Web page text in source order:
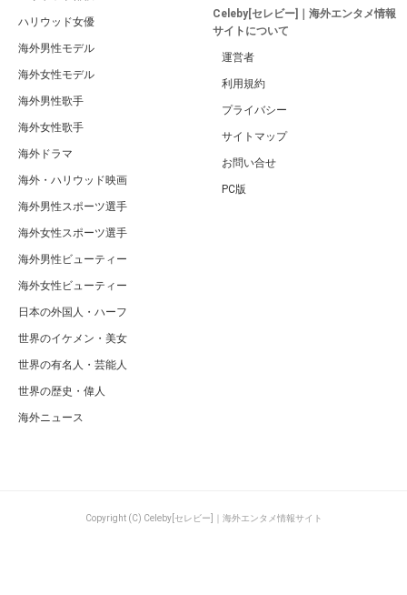
ハリウッド女優
海外男性モデル
海外女性モデル
海外男性歌手
海外女性歌手
海外ドラマ
海外・ハリウッド映画
海外男性スポーツ選手
海外女性スポーツ選手
海外男性ビューティー
海外女性ビューティー
日本の外国人・ハーフ
世界のイケメン・美女
世界の有名人・芸能人
世界の歴史・偉人
海外ニュース
Celeby[セレビー]｜海外エンタメ情報
サイトについて
運営者
利用規約
プライバシー
サイトマップ
お問い合せ
PC版
Copyright (C) Celeby[セレビー]｜海外エンタメ情報サイト